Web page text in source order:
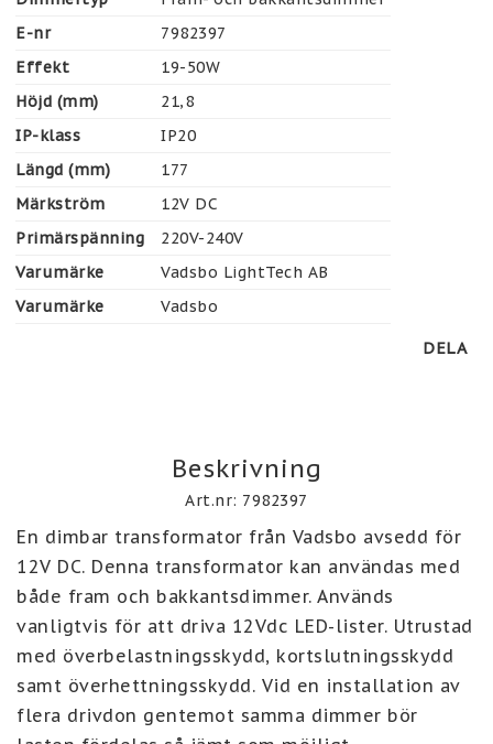
E-nr
7982397
Effekt
19-50W
Höjd (mm)
21,8
IP-klass
IP20
Längd (mm)
177
Märkström
12V DC
Primärspänning
220V-240V
Varumärke
Vadsbo LightTech AB
Varumärke
Vadsbo
DELA
Beskrivning
Art.nr: 7982397
En dimbar transformator från Vadsbo avsedd för
12V DC. Denna transformator kan användas med
både fram och bakkantsdimmer. Används
vanligtvis för att driva 12Vdc LED-lister. Utrustad
med överbelastningsskydd, kortslutningsskydd
samt överhettningsskydd. Vid en installation av
flera drivdon gentemot samma dimmer bör